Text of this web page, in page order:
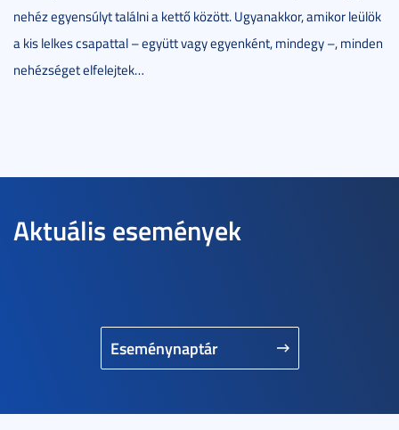
nehéz egyensúlyt találni a kettő között. Ugyanakkor, amikor leülök
a kis lelkes csapattal – együtt vagy egyenként, mindegy –, minden
nehézséget elfelejtek…
Aktuális események
Eseménynaptár